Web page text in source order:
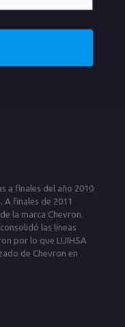
a finales del año 2010
finales de 2011
la marca Chevron.
las líneas
por lo que LUIHSA
de Chevron en